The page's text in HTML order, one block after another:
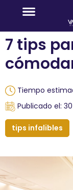
ENG
7 tips
Tiempo
Publicado el:
tips infalibles